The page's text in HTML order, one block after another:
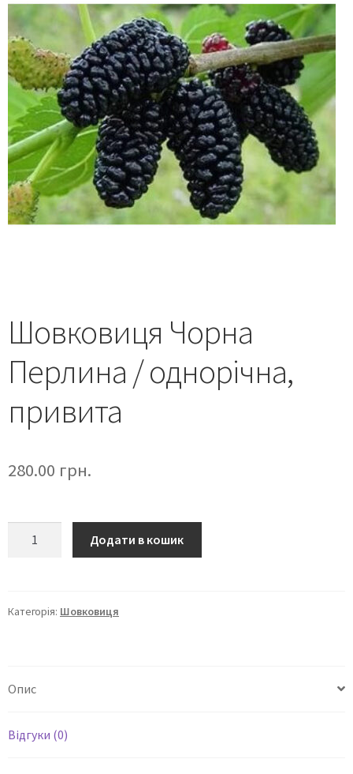
Шовковиця Чорна
Перлина / однорічна,
привита
280.00 грн.
Додати в кошик
Категорія: Шовковиця
Опис
Відгуки (0)